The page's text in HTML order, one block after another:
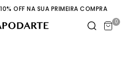
OFF NA SUA PRIMEIRA COMPRA
0